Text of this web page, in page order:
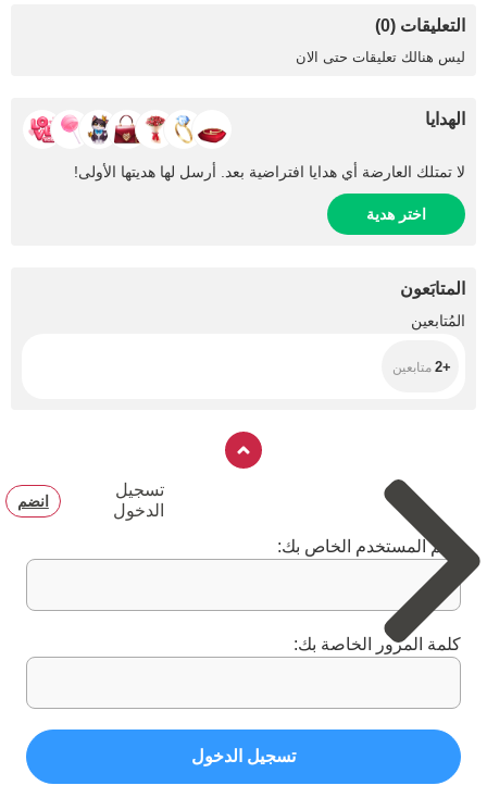
التعليقات (0)
ليس هنالك تعليقات حتى الان
الهدايا
لا تمتلك العارضة أي هدايا افتراضية بعد. أرسل لها هديتها الأولى!
اختر هدية
المتابَعون
المُتابعين
+2
+2 متابعين
تسجيل
الدخول
انضم
اسم المستخدم الخاص بك:
كلمة المرور الخاصة بك:
تسجيل الدخول